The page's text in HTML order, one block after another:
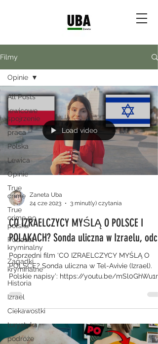
Filmy
All Posts
lewicowe
spojrzenie
praca
Polska
Lewica
Opinie
True
crime
True
crime po
polsku
Podcast
kryminalny
Zagadki
kryminalne
Historia
Izrael
Ciekawostki
turystyka
podróże
Opinie
Load video
Zaneta Uba
24 cze 2023
3 minut(y) czytania
CO IZRAELCZYCY MYŚLĄ O POLSCE I
POLAKACH? Sonda uliczna w Izraelu,
Poprzedni film ‘CO IZRAELCZYCY MYŚLĄ O
POLSCE? Sonda uliczna w Tel-Avivie (Izrael).
Polskie napisy’: https://youtu.be/
Hej!...